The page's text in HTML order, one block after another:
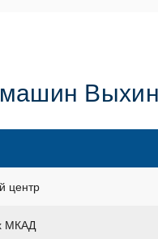
центр
МКАД